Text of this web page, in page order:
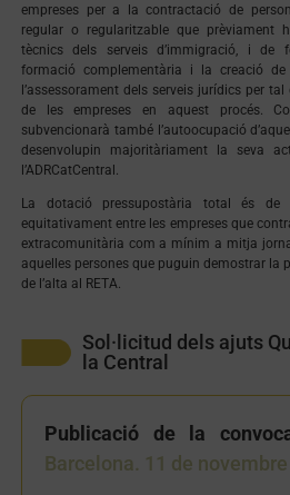
empreses per a la contractació de
regular o regularitzable que prèviament
tècnics dels serveis d’immigració, i de
formació complementària i la creació
l’assessorament dels serveis jurídics per
de les empreses en aquest procés.
subvencionarà també l’autoocupació
desenvolupin majoritàriament la seva
l’ADRCatCentral.
La dotació pressupostària total és de
equitativament entre les empreses que
extracomunitària com a mínim a mitja
aquelles persones que puguin demostrar la
de l’alta al RETA.
Sol·licitud dels ajuts
la Central
Publicació de la
Barcelona. 11 de